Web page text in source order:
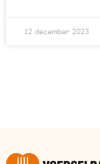
12 december 2023